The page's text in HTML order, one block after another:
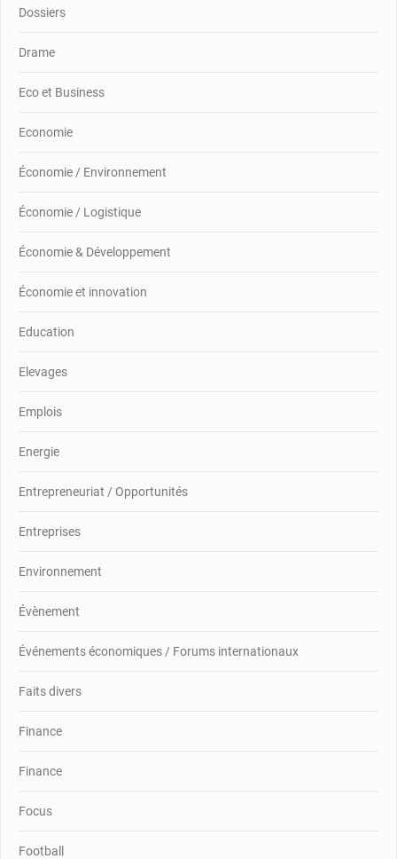
Dossiers
Drame
Eco et Business
Economie
Économie / Environnement
Économie / Logistique
Économie & Développement
Économie et innovation
Education
Elevages
Emplois
Energie
Entrepreneuriat / Opportunités
Entreprises
Environnement
Évènement
Événements économiques / Forums internationaux
Faits divers
Finance
Finance
Focus
Football